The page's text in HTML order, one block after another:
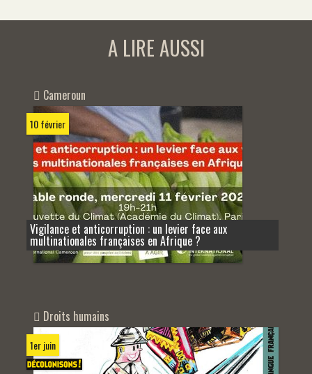
A LIRE AUSSI
Cameroun
10 février
Vigilance et anticorruption : un levier face aux
multinationales françaises en Afrique ?
Droits humains
1er juin